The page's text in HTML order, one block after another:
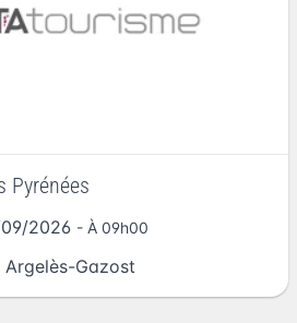
Pyrénées
2026 - À 09h00
Argelès-Gazost